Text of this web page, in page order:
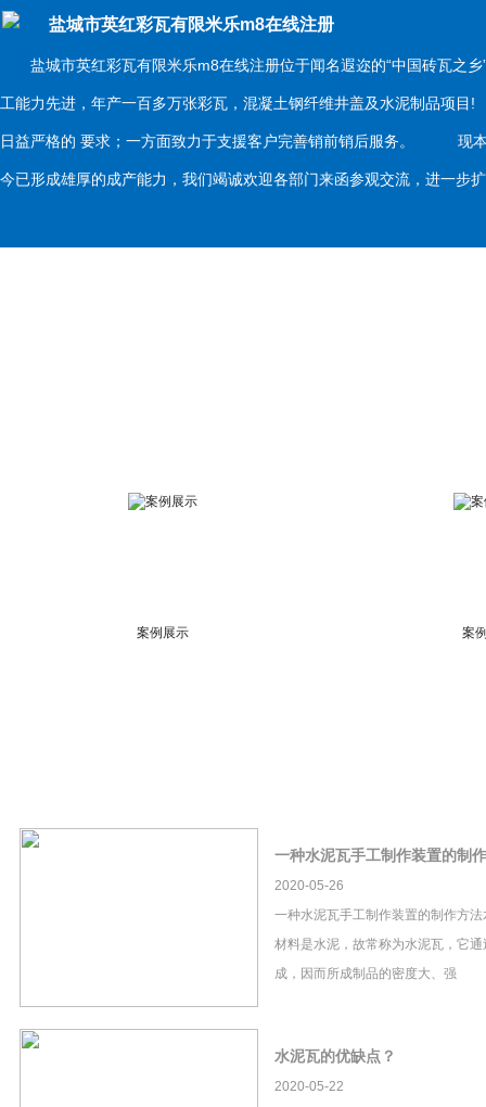
盐城市英红彩瓦有限米乐m8在线注册
盐城市英红彩瓦有限米乐m8在线注册位于闻名遐迩的“中国砖瓦之乡
工能力先进，年产一百多万张彩瓦，混凝土钢纤维井盖及水泥制品项
日益严格的 要求；一方面致力于支援客户完善销前销后服务。 现本
今已形成雄厚的成产能力，我们竭诚欢迎各部门来函参观交流，进一
案例展示 案
一种水泥瓦手工制作装置的制
2020-05-26
一种水泥瓦手工制作装置的制作方
材料是水泥，故常称为水泥瓦，它
成，因而所成制品的密度大、强
水泥瓦的优缺点？
2020-05-22